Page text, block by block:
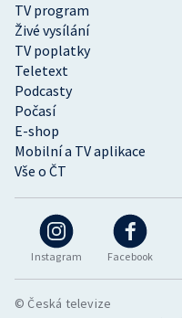
Instagram Facebook
TV program
Živé vysílání
TV poplatky
Teletext
Podcasty
Počasí
E-shop
Mobilní a TV aplikace
Vše o ČT
© Česká televize